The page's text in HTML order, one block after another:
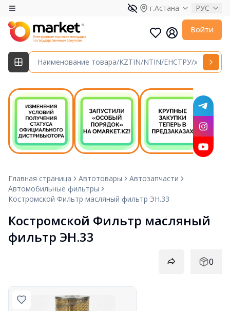
г.Астана РУС
Войти
Главная страница Автотовары
Автозапчасти
Автомобильные фильтры
Костромской Фильтр масляный фильтр ЭН.33
Костромской Фильтр масляный
фильтр ЭН.33
0